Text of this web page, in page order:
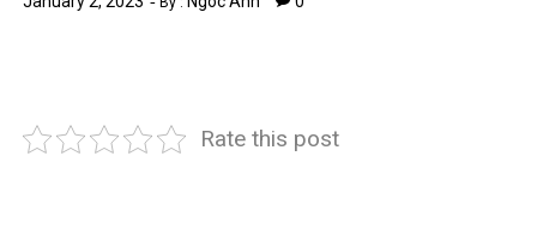
Rate this post